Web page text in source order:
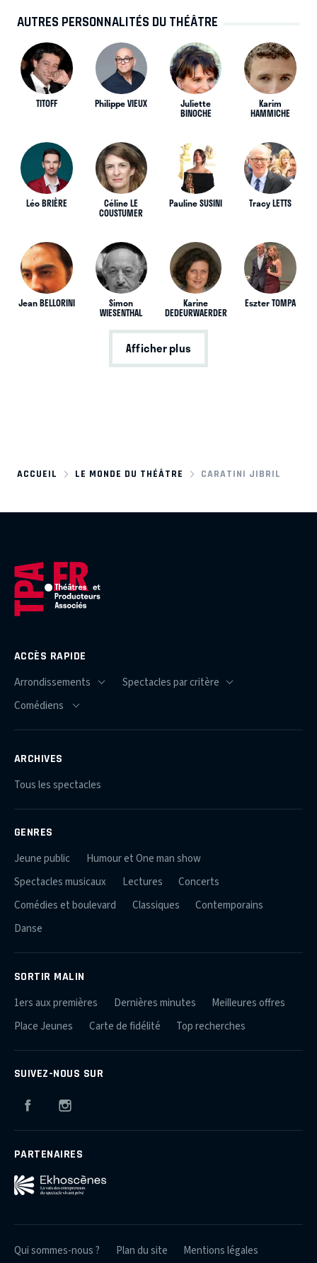
AUTRES PERSONNALITÉS DU THÉÂTRE
TITOFF Philippe VIEUX Juliette
BINOCHE
Karim
HAMMICHE
Léo BRIÈRE Céline LE
COUSTUMER
Pauline SUSINI Tracy LETTS
Jean BELLORINI Simon
WIESENTHAL
Karine
DEDEURWAERDER
Eszter TOMPA
Afficher plus
ACCUEIL LE MONDE DU THÉÂTRE CARATINI JIBRIL
ACCÈS RAPIDE
ARCHIVES
Tous les spectacles
GENRES
Jeune public
Humour et One man show
Spectacles musicaux
Lectures
Concerts
Comédies et boulevard
Classiques
Contemporains
Danse
SORTIR MALIN
1ers aux premières Dernières minutes
Meilleures offres
Place Jeunes
Carte de fidélité Top recherches
SUIVEZ-NOUS SUR
Facebook
PARTENAIRES
Qui sommes-nous ? Plan du site Mentions légales